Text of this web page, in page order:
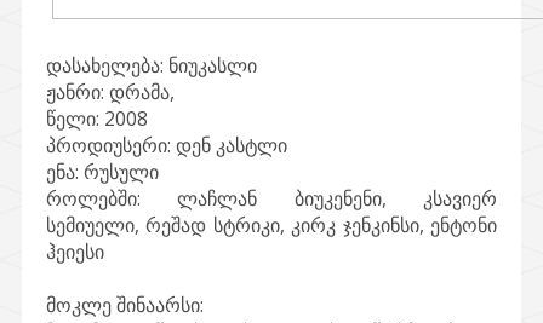
დასახელება: ნიუკასლი
ჟანრი: დრამა,
წელი: 2008
პროდიუსერი: დენ კასტლი
ენა: რუსული
როლებში: ლაჩლან ბიუკენენი, კსავიერ
სემიუელი, რეშად სტრიკი, კირკ ჯენკინსი, ენტონი
ჰეიესი
მოკლე შინაარსი: